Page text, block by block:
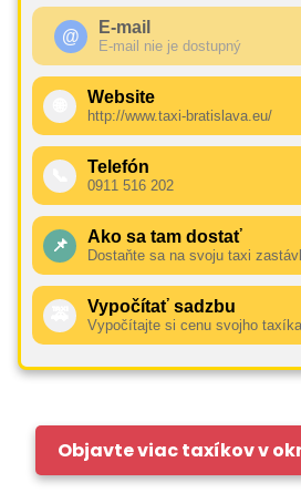
@ E-mail
E-mail nie je dostupný
Website
http://www.taxi-bratislava.eu/
Telefón
0911 516 202
📌 Ako sa tam dostať
Dostaňte sa na svoju taxi
Vypočítať sadzbu
Vypočítajte si cenu svojho taxíka
Objavte viac taxíkov v